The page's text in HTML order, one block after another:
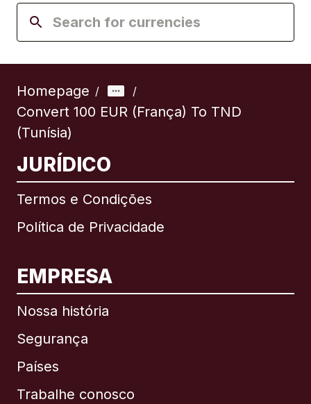
Homepage / /
Convert 100 EUR (França) To TND
(Tunísia)
JURÍDICO
Termos e Condições
Política de Privacidade
EMPRESA
Nossa história
Segurança
Países
Trabalhe conosco